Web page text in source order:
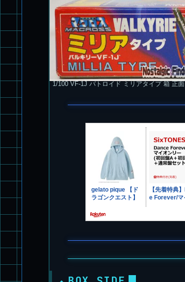
1/100 VF-1J バトロイド ミリアタイプ 箱 正面